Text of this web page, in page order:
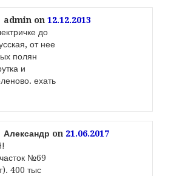
admin on 12.12.2013
до
от нее
полян
и
ехать
Александр on 21.06.2017
№69
400 тыс